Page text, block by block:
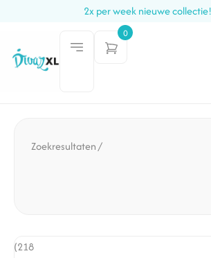
2x per week nieuwe collectie!
0
Zoekresultaten /
(218